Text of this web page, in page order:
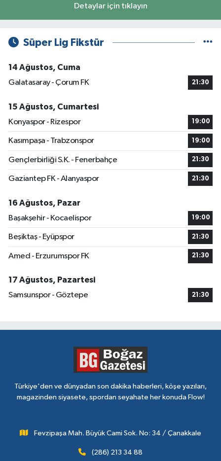
Detaylar için tıklayın
Süper Lig Fikstür
14 Ağustos, Cuma
Galatasaray - Çorum FK
21:30
15 Ağustos, Cumartesi
Konyaspor - Rizespor
19:00
Kasımpaşa - Trabzonspor 19:00
Gençlerbirliği S.K. - Fenerbahçe 21:30
Gaziantep FK - Alanyaspor 21:30
16 Ağustos, Pazar
Başakşehir - Kocaelispor
19:00
Beşiktaş - Eyüpspor 21:30
Amed - Erzurumspor FK 21:30
17 Ağustos, Pazartesi
Samsunspor - Göztepe
21:30
Türkiye'den ve dünyadan son dakika haberleri, köşe yazıları,
magazinden siyasete, spordan seyahate her konuda Flow!
Fevzipaşa Mah. Büyük Cami Sok. No: 34 / Çanakkale
(286) 213 34 88